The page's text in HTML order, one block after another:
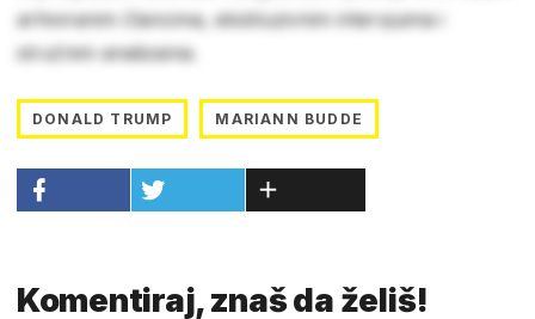
arhiviranim člancima, ekskluzivnim intervjuima i
stručnim analizama.
DONALD TRUMP MARIANN BUDDE
Komentiraj, znaš da želiš!